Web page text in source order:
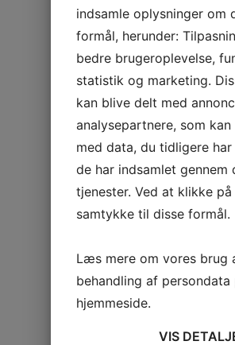
indsamle oplysninger om
formål, herunder:
bedre brugeroplevelse,
statistik og marketing.
kan blive delt med
analysepartnere, som
med data, du tidligere
de har indsamlet gennem
tjenester. Ved at klikke
samtykke til disse formål.
Læs mere om vores brug
behandling af persondata
hjemmeside.
VIS